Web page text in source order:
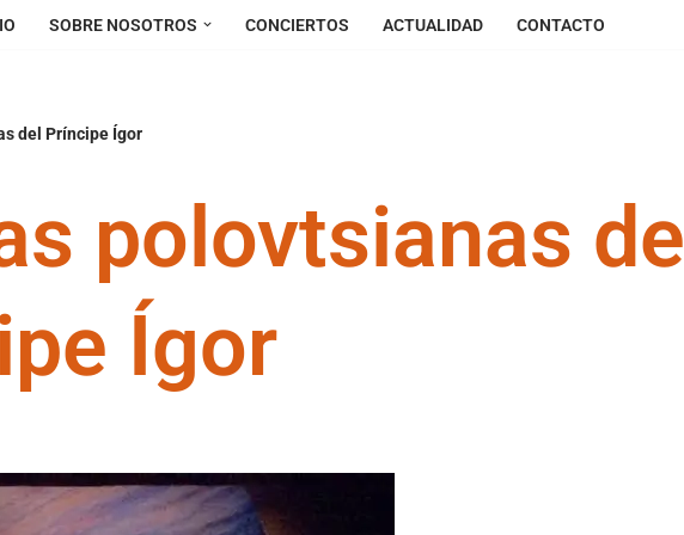
SOBRE NOSOTROS CONCIERTOS ACTUALIDAD CONTACTO
del Príncipe Ígor
polovtsianas del
Ígor